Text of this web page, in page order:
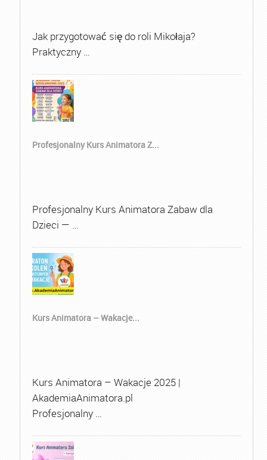
Jak przygotować się do roli Mikołaja?
Praktyczny …
Profesjonalny Kurs Animatora Z...
Profesjonalny Kurs Animatora Zabaw dla
Dzieci — …
Kurs Animatora – Wakacje...
Kurs Animatora – Wakacje 2025 |
AkademiaAnimatora.pl
Profesjonalny …